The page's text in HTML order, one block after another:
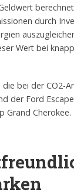
durch
Wert bei
bei der CO2-
der Ford
Grand Cherokee.